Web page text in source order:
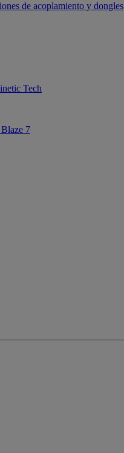
de acoplamiento y dongles
Tech
7